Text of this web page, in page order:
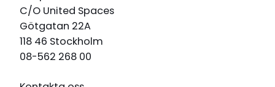
C/O United Spaces
Götgatan 22A
118 46 Stockholm
08-562 268 00